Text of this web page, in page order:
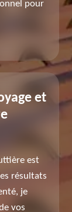
pour
et
est
résultats
je
vos